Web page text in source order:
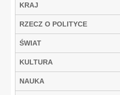
KRAJ
RZECZ O POLITYCE
ŚWIAT
KULTURA
NAUKA